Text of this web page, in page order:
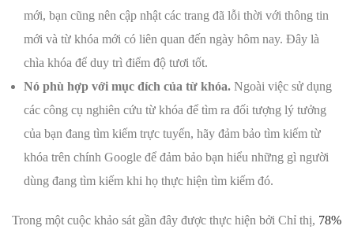
mới, bạn cũng nên cập nhật các trang đã lỗi thời với thông tin
mới và từ khóa mới có liên quan đến ngày hôm nay. Đây là
chìa khóa để duy trì điểm độ tươi tốt.
Nó phù hợp với mục đích của từ khóa. Ngoài việc sử dụng
các công cụ nghiên cứu từ khóa để tìm ra đối tượng lý tưởng
của bạn đang tìm kiếm trực tuyến, hãy đảm bảo tìm kiếm từ
khóa trên chính Google để đảm bảo bạn hiểu những gì người
dùng đang tìm kiếm khi họ thực hiện tìm kiếm đó.
Trong một cuộc khảo sát gần đây được thực hiện bởi Chỉ thị, 78%